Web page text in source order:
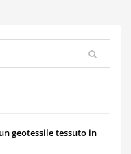
geotessile tessuto in